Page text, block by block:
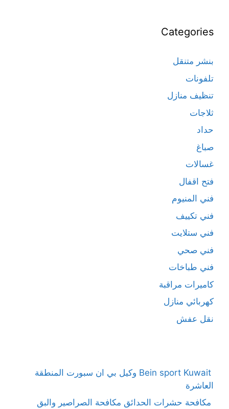
Categories
بنشر متنقل
تلفونات
تنظيف منازل
ثلاجات
حداد
صباغ
غسالات
فتح اقفال
فني المنيوم
فني تكييف
فني ستلايت
فني صحي
فني طباخات
كاميرات مراقبة
كهربائي منازل
نقل عفش
Bein sport Kuwait وكيل بي ان سبورت المنطقة
العاشرة
مكافحة حشرات الحدائق مكافحة الصراصير والبق